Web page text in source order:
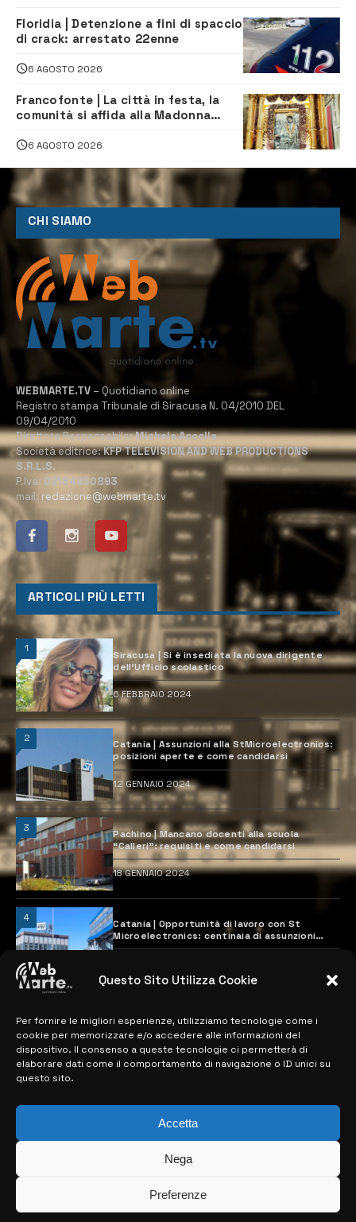
Questo Sito Utilizza Cookie
Per fornire le migliori esperienze, utilizziamo tecnologie come i
cookie per memorizzare e/o accedere alle informazioni del
dispositivo. Il consenso a queste tecnologie ci permetterà di
elaborare dati come il comportamento di navigazione o ID unici su
questo sito.
Accetta
Nega
Preferenze
Floridia | Detenzione a fini di spaccio
di crack: arrestato 22enne
6 AGOSTO 2026
Francofonte | La città in festa, la
comunità si affida alla Madonna
6 AGOSTO 2026
CHI SIAMO
WEBMARTE.TV – Quotidiano online
Registro stampa Tribunale di Siracusa N. 04/2010 DEL
09/04/2010
Direttore Responsabile:Michele Accolla
Società editrice:KFP TELEVISION AND WEB PRODUCTIONS
S.R.L.S.
P.Iva: 02184950893
mail: redazione@webmarte.tv
ARTICOLI PIÙ LETTI
1
Siracusa | Si è insediata la nuova dirigente
dell’Ufficio scolastico
6 FEBBRAIO 2024
2
Catania | Assunzioni alla StMicroelectronics:
posizioni aperte e come candidarsi
12 GENNAIO 2024
3
Pachino | Mancano docenti alla scuola
“Calleri”: requisiti e come candidarsi
18 GENNAIO 2024
4
Catania | Opportunità di lavoro con St
Microelectronics: centinaia di assunzioni
previste
MAPPA DEL SITO
> NOTIZIE